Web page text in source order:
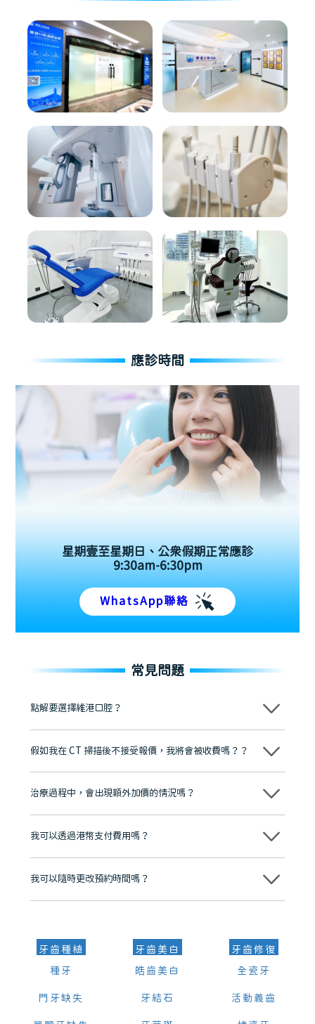
應診時間
星期壹至星期日、公眾假期正常應診
9:30am-6:30pm
WhatsApp聯絡
常見問題
點解要選擇維港口腔？
維港口腔踐行「醫道濟世」的大學校訓，各分院匯聚來自香港、內地的
牌」、「2025香港企業領袖品牌」，是諾貝爾種植系統全球放心植牙中
至今已服務超過三十個國家和地區的顧客，受到粵港澳大灣區及周邊城
市市民極高的口碑評價及信任推薦 珠海、深圳設有八大分院，香港亦設
有咨詢及服務保障中心，有任何問題都可以隨時預約免費咨詢，讓人十
假如我在 CT 掃描後不接受報價，我將會被收費嗎？？
不會！只要未開始實際服務之前，你不會被收取任何費用。
治療過程中，會出現額外加價的情況嗎？
不會，治療前我們會詳細說明治療方案及對應的價錢，顧客同意並簽字
我可以透過港幣支付費用嗎？
可以。維港口腔會按照當日匯率轉算收取費用，而匯率會及時告知客人
我可以隨時更改預約時間嗎？
可以，請盡早通過wechat或whatsapp聯絡我們，告知我們你原本預約
牙齒種植
種牙
門牙缺失
牙齒美白
皓齒美白
牙結石
牙齒修復
全瓷牙
活動義齒